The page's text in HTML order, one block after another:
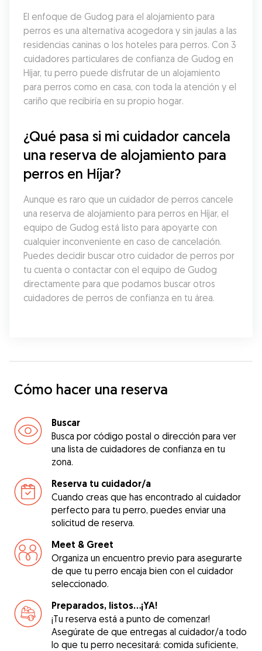
El enfoque de Gudog para el alojamiento para
perros es una alternativa acogedora y sin jaulas a las
residencias caninas o los hoteles para perros. Con 3
cuidadores particulares de confianza de Gudog en
Híjar, tu perro puede disfrutar de un alojamiento
para perros como en casa, con toda la atención y el
cariño que recibiría en su propio hogar.
¿Qué pasa si mi cuidador cancela
una reserva de alojamiento para
perros en Híjar?
Aunque es raro que un cuidador de perros cancele
una reserva de alojamiento para perros en Híjar, el
equipo de Gudog está listo para apoyarte con
cualquier inconveniente en caso de cancelación.
Puedes decidir buscar otro cuidador de perros por
tu cuenta o contactar con el equipo de Gudog
directamente para que podamos buscar otros
cuidadores de perros de confianza en tu área.
Cómo hacer una reserva
Buscar
Busca por código postal o dirección para ver
una lista de cuidadores de confianza en tu
zona.
Reserva tu cuidador/a
Cuando creas que has encontrado al cuidador
perfecto para tu perro, puedes enviar una
solicitud de reserva.
Meet & Greet
Organiza un encuentro previo para asegurarte
de que tu perro encaja bien con el cuidador
seleccionado.
Preparados, listos...¡YA!
¡Tu reserva está a punto de comenzar!
Asegúrate de que entregas al cuidador/a todo
lo que tu perro necesitará: comida suficiente,